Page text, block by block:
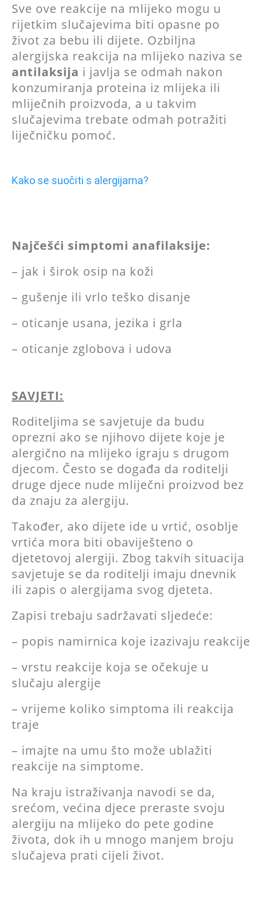
Sve ove reakcije na mlijeko mogu u
rijetkim slučajevima biti opasne po
život za bebu ili dijete. Ozbiljna
alergijska reakcija na mlijeko naziva se
antilaksija i javlja se odmah nakon
konzumiranja proteina iz mlijeka ili
mliječnih proizvoda, a u takvim
slučajevima trebate odmah potražiti
liječničku pomoć.
Kako se suočiti s alergijama?
Najčešći simptomi anafilaksije:
– jak i širok osip na koži
– gušenje ili vrlo teško disanje
– oticanje usana, jezika i grla
– oticanje zglobova i udova
SAVJETI:
Roditeljima se savjetuje da budu
oprezni ako se njihovo dijete koje je
alergično na mlijeko igraju s drugom
djecom. Često se događa da roditelji
druge djece nude mliječni proizvod bez
da znaju za alergiju.
Također, ako dijete ide u vrtić, osoblje
vrtića mora biti obaviješteno o
djetetovoj alergiji. Zbog takvih situacija
savjetuje se da roditelji imaju dnevnik
ili zapis o alergijama svog djeteta.
Zapisi trebaju sadržavati sljedeće:
– popis namirnica koje izazivaju reakcije
– vrstu reakcije koja se očekuje u
slučaju alergije
– vrijeme koliko simptoma ili reakcija
traje
– imajte na umu što može ublažiti
reakcije na simptome.
Na kraju istraživanja navodi se da,
srećom, većina djece preraste svoju
alergiju na mlijeko do pete godine
života, dok ih u mnogo manjem broju
slučajeva prati cijeli život.